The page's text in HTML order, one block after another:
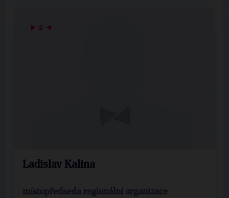
▶ 2 ◀
Ladislav Kalina
místopředseda regionální organizace